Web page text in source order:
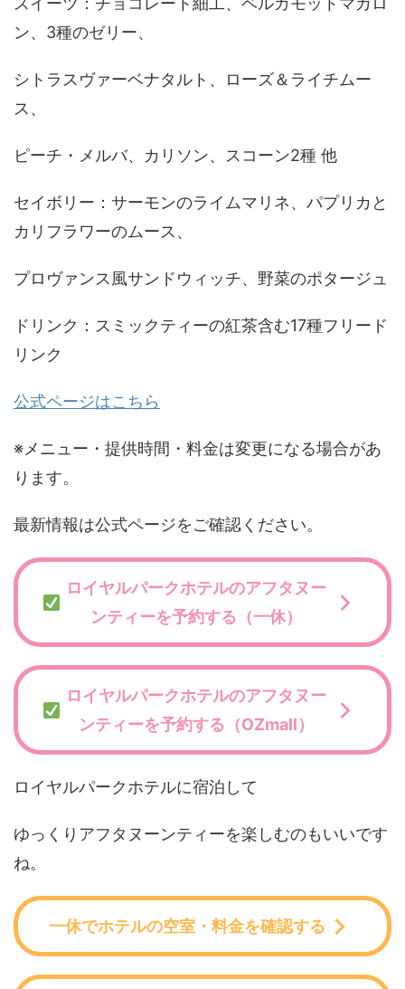
ン、3種のゼリー、
シトラスヴァーベナタルト、ローズ＆ライチムー
ス、
ピーチ・メルバ、カリソン、スコーン2種 他
セイボリー：サーモンのライムマリネ、パプリカと
カリフラワーのムース、
プロヴァンス風サンドウィッチ、野菜のポタージュ
ドリンク：スミックティーの紅茶含む17種フリード
リンク
公式ページはこちら
※メニュー・提供時間・料金は変更になる場合があ
ります。
最新情報は公式ページをご確認ください。
ロイヤルパークホテルのアフタヌー
ンティーを予約する（一休）
ロイヤルパークホテルのアフタヌー
ンティーを予約する（OZmall）
ロイヤルパークホテルに宿泊して
ゆっくりアフタヌーンティーを楽しむのもいいです
ね。
一休でホテルの空室・料金を確認する